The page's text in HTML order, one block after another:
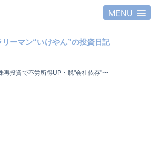
MENU
ーマン“いけやん”の投資日記
再投資で不労所得UP・脱"会社依存"〜